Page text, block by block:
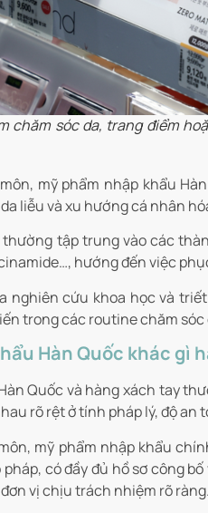
chăm sóc da, trang điểm
mỹ phẩm nhập khẩu
liễu và xu hướng cá nhân
tập trung vào các
hướng đến việc
nghiên cứu khoa học và
trong các routine chăm sóc
Hàn Quốc khác gì
Quốc và hàng xách tay
rõ rệt ở tính pháp lý, độ an
mỹ phẩm nhập khẩu
có đầy đủ hồ sơ công
vị chịu trách nhiệm rõ ràng.